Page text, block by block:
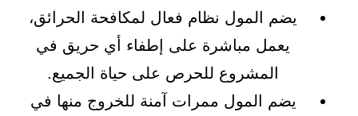
يضم المول نظام فعال لمكافحة الحرائق،
يعمل مباشرة على إطفاء أي حريق في
المشروع للحرص على حياة الجميع.
يضم المول ممرات آمنة للخروج منها في